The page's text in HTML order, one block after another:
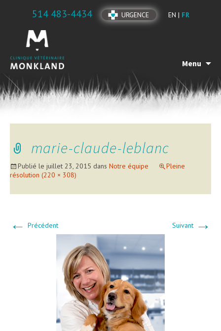
514 483-4434 URGENCE EN | FR
Menu
marie-claude-leblanc
Publié le juillet 23, 2015 dans Notre équipe
Pleine
résolution (220 × 308)
← Précédent Suivant →